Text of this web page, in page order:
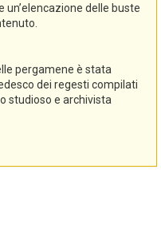
delle buste
pergamene è stata
dei regesti compilati
studioso e archivista